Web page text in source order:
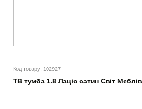
Код товару: 102927
ТВ тумба 1.8 Лаціо сатин Світ Меблів